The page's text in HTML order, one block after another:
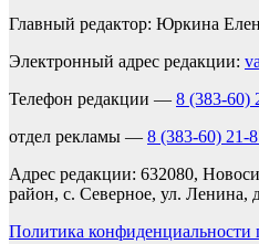
Главный редактор: Юркина
Электронный адрес редакции:
Телефон редакции — 8 (383-60)
отдел рекламы — 8 (383-60) 21-
Адрес редакции: 632080,
район, с. Северное, ул. Ленина,
Политика конфиденциальности